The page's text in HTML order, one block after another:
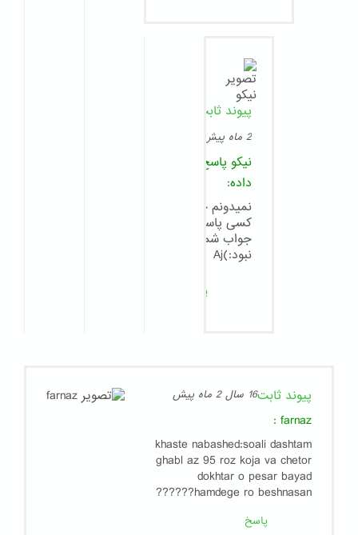
پیوند ثابت
2 ماه پیش
نیکو پاسخ
داده:
نمیدونم چرا
کسی پاسخگوی
جواب شما
نبود:)Aj
پاسخ
پیوند ثابت16 سال 2 ماه پیش
farnaz
:
khaste nabashed:soali dashtam
ghabl az 95 roz koja va chetor
dokhtar o pesar bayad
hamdege ro beshnasan??????
پاسخ